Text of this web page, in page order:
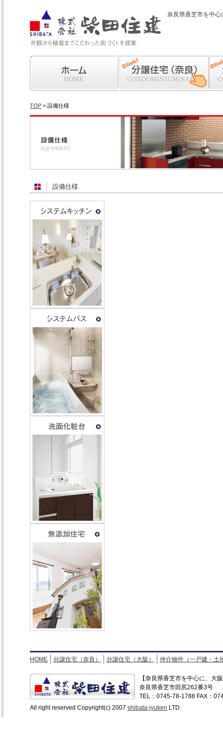
奈良県香芝市を中
TOP > 設備仕様
設備仕様
HOME 分譲住宅（奈良） 分譲住宅（大阪） 仲介物件（一戸建・土
【奈良県香芝市を中心に、大
奈良県香芝市田尻262番3号
TEL：0745-78-1788 FAX：
All right reserved Copyright(c) 2007 shibata-jyuken LTD.